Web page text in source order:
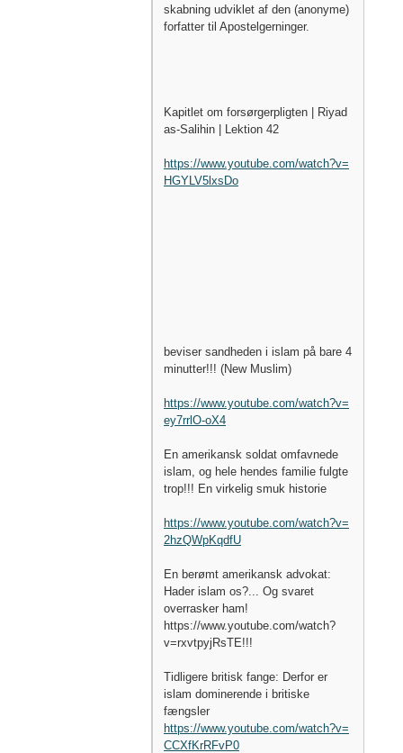
skabning udviklet af den (anonyme)
forfatter til Apostelgerninger.
Kapitlet om forsørgerpligten | Riyad
as-Salihin | Lektion 42
https://www.youtube.com/watch?v=
HGYLV5lxsDo
beviser sandheden i islam på bare 4
minutter!!! (New Muslim)
https://www.youtube.com/watch?v=
ey7rrlO-oX4
En amerikansk soldat omfavnede
islam, og hele hendes familie fulgte
trop!!! En virkelig smuk historie
https://www.youtube.com/watch?v=
2hzQWpKqdfU
En berømt amerikansk advokat:
Hader islam os?... Og svaret
overrasker ham!
https://www.youtube.com/watch?
v=rxvtpyjRsTE!!!
Tidligere britisk fange: Derfor er
islam dominerende i britiske
fængsler
https://www.youtube.com/watch?v=
CCXfKrRFvP0